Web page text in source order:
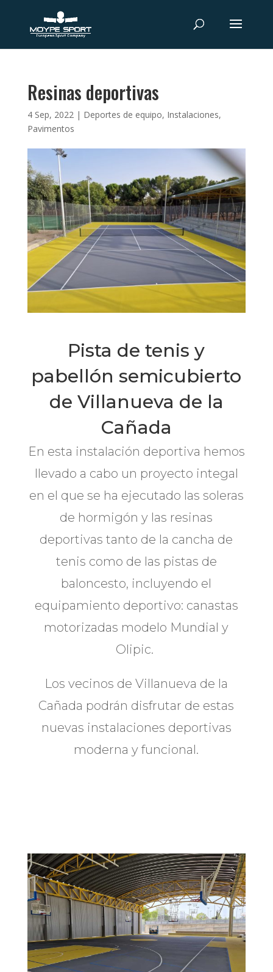
Resinas deportivas
4 Sep, 2022| Deportes de equipo, Instalaciones,
Pavimentos
Pista de tenis y
pabellón semicubierto
de Villanueva de la
Cañada
En esta instalación deportiva hemos
llevado a cabo un proyecto integal
en el que se ha ejecutado las soleras
de hormigón y las resinas
deportivas tanto de la cancha de
tenis como de las pistas de
baloncesto, incluyendo el
equipamiento deportivo: canastas
motorizadas modelo Mundial y
Olipic.
Los vecinos de Villanueva de la
Cañada podrán disfrutar de estas
nuevas instalaciones deportivas
moderna y funcional.